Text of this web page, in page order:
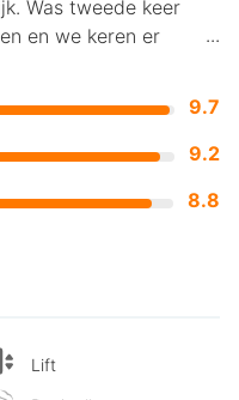
9.7
9.2
8.8
Was tweede keer
en we keren er
Lift